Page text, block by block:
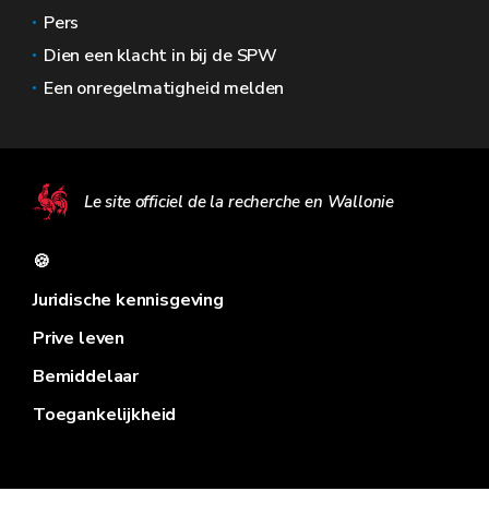
Pers
Dien een klacht in bij de SPW
Een onregelmatigheid melden
Le site officiel de la recherche en Wallonie
🍪
Juridische kennisgeving
Prive leven
Bemiddelaar
Toegankelijkheid